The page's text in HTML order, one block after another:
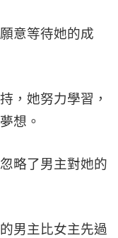
意等待她的成
，她努力學習，
想。
略了男主對她的
男主比女主先過